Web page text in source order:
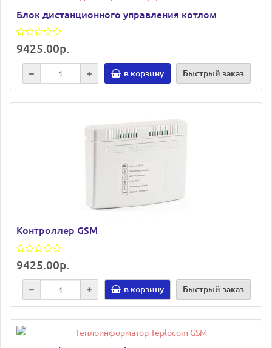
Блок дистанционного управления котлом
9425.00р.
в корзину Быстрый заказ
Контроллер GSM
9425.00р.
в корзину Быстрый заказ